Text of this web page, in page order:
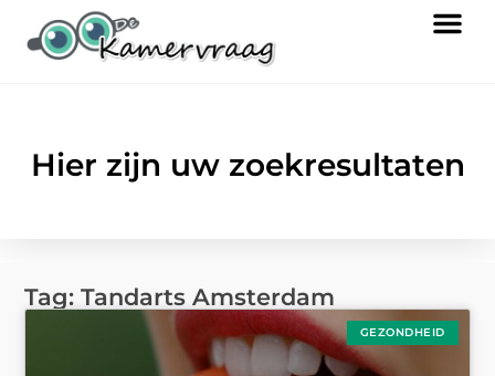
Hier zijn uw zoekresultaten
Tag: Tandarts Amsterdam
GEZONDHEID